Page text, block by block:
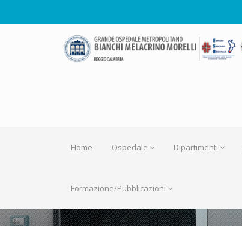
Home Ospedale Dipartimenti
Formazione/Pubblicazioni